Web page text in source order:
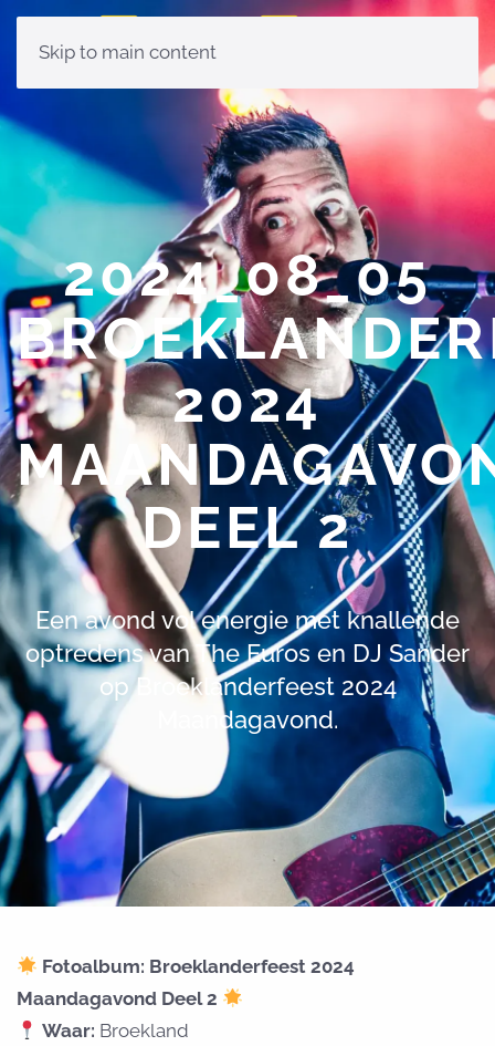
Skip to main content
2024_08_05
2024
DEEL 2
Een avond vol energie met knallende
optredens van The Euros en DJ Sander
op Broeklanderfeest 2024
Maandagavond.
Fotoalbum: Broeklanderfeest 2024
Maandagavond Deel 2
Waar: Broekland